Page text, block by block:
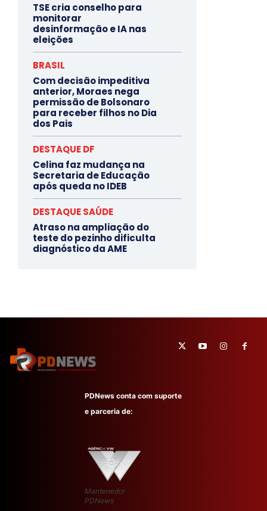
TSE cria conselho para
monitorar
desinformação e IA nas
eleições
BRASIL
Com decisão impeditiva
anterior, Moraes nega
permissão de Bolsonaro
para receber filhos no Dia
dos Pais
DESTAQUE DF
Celina faz mudança na
Secretaria de Educação
após queda no IDEB
DESTAQUE SAÚDE
Atraso na ampliação do
teste do pezinho dificulta
diagnóstico da AME
PDNews conta com suporte
e parceria de:
Mantenedor
PDNews